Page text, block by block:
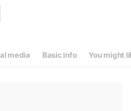
。media Basic info You might